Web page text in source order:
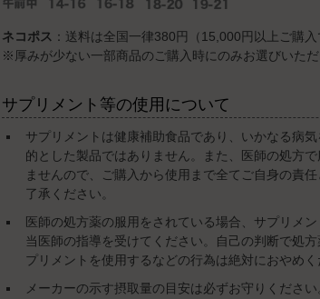
ネコポス ：送料は全国一律380円（15,000円以上ご購入
※厚みが少ない一部商品のご購入時にのみお選びいただ
サプリメント等の使用について
サプリメントは健康補助食品であり、いかなる病気
的とした製品ではありません。また、医師の処方
ませんので、ご購入から使用まで全てご自身の責
了承ください。
医師の処方薬の服用をされている場合、サプリメ
当医師の指導を受けてください。自己の判断で処
プリメントを使用するなどの行為は絶対におやめく
メーカーの示す摂取量の目安は必ずお守りくださ